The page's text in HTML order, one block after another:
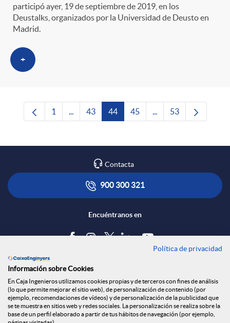
participó ayer, 19 de septiembre de 2019, en los
Deustalks, organizados por la Universidad de Deusto en
Madrid.
+
Página
1 ...Páginas intermedias Use TAB para
Página
43 Página
44 Página
45 ...Páginas intermedias
Página
53
Contacta
900 300 321
Encuéntranos en
Tablón de anuncios
Política de cookies
Aviso legal
Seguridad Online
Política de privacidad
Información sobre Cookies
En Caja Ingenieros utilizamos cookies propias y de terceros con fines de análisis
(lo que permite mejorar el sitio web), de personalización de contenido (por
ejemplo, recomendaciones de vídeos) y de personalización de la publicidad que
se te muestra en sitios web y redes sociales. La personalización se realiza sobre la
base de un perfil elaborado a partir de tus hábitos de navegación (por ejemplo,